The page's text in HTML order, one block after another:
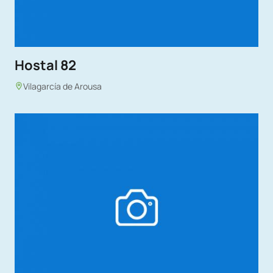
Hostal 82
Vilagarcía de Arousa